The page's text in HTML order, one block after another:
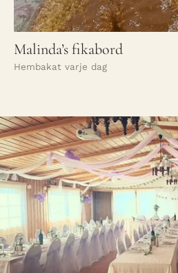
Malinda’s fikabord
Hembakat varje dag